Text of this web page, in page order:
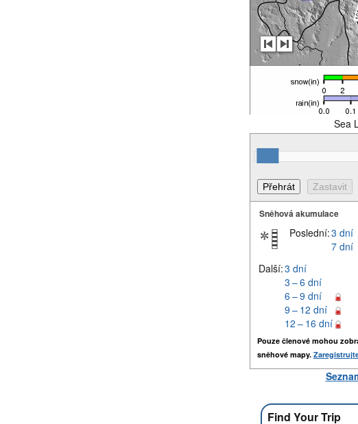
Sea
Sněhová akumulace
Poslední:3 dní
7 dní
Další:3 dní
3 – 6 dní
6 – 9 dní
9 – 12 dní
12 – 16 dní
Pouze členové mohou
sněhové mapy.
Find Your Trip